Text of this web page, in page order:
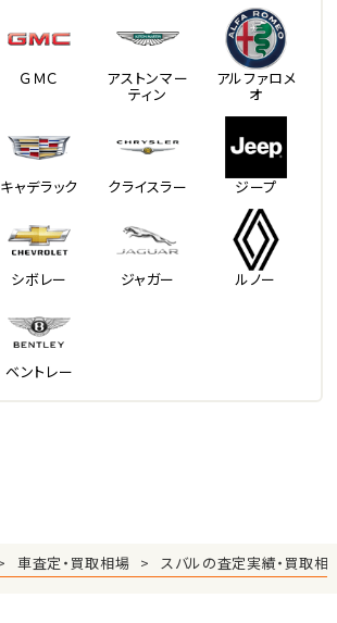
ＧＭＣ アストンマー
ティン
アルファロメ
オ
キャデラック クライスラー ジープ
シボレー ジャガー ルノー
ベントレー
車査定・買取相場 スバルの査定実績・買取相